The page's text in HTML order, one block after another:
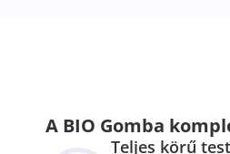
A BIO Gomba
Teljes körű